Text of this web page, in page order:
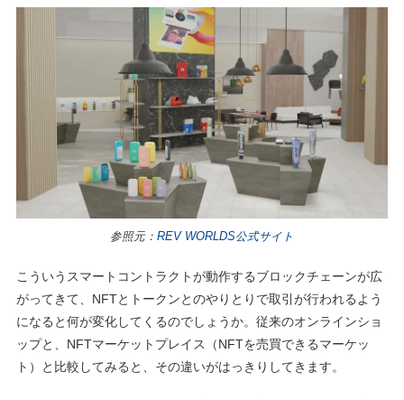
参照元： REV WORLDS公式サイト
こういうスマートコントラクトが動作するブロックチェーンが広
がってきて、NFTとトークンとのやりとりで取引が行われるよう
になると何が変化してくるのでしょうか。従来のオンラインショ
ップと、NFTマーケットプレイス（NFTを売買できるマーケッ
ト）と比較してみると、その違いがはっきりしてきます。